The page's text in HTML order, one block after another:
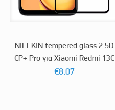
NILLKIN tempered glass 2.5D
CP+ Pro για Xiaomi Redmi 13C
€8.07